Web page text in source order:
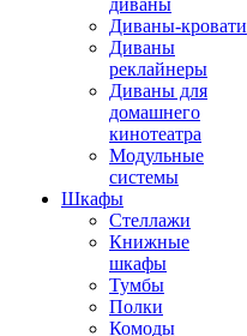
диваны
Диваны-кровати
Диваны
реклайнеры
Диваны для
домашнего
кинотеатра
Модульные
системы
Шкафы
Стеллажи
Книжные
шкафы
Тумбы
Полки
Комоды